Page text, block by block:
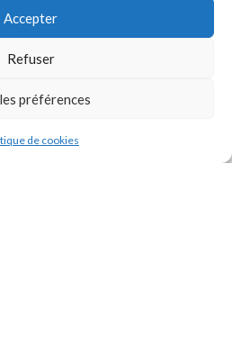
Accepter
Refuser
préférences
de cookies
de ce site.